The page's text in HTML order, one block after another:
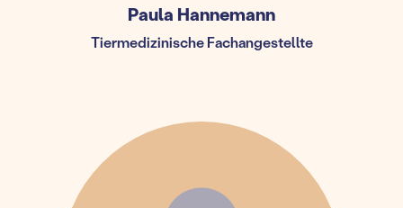
Paula Hannemann
Tiermedizinische Fachangestellte